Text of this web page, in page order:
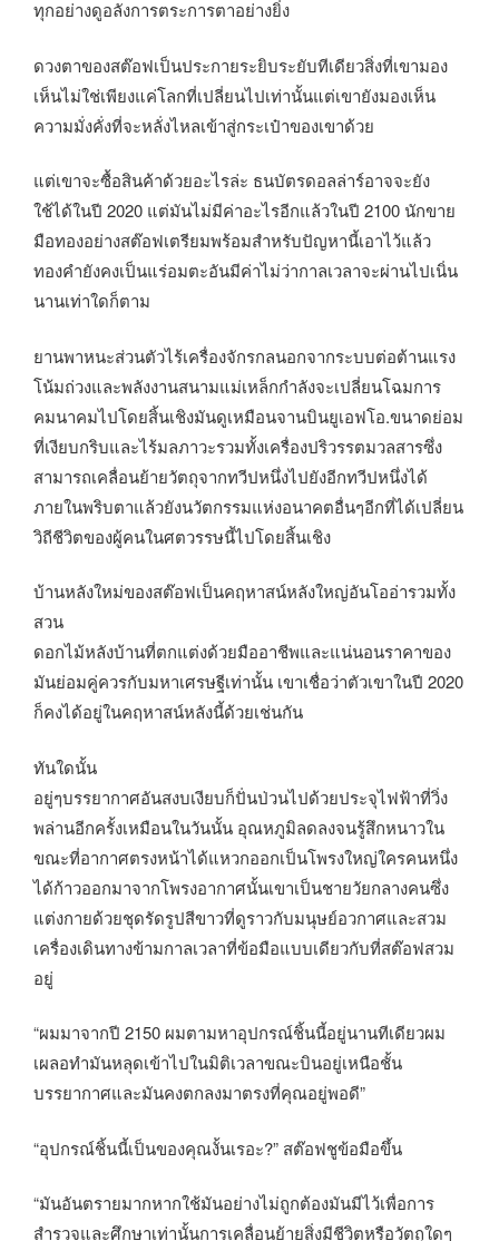
ทุกอย่างดูอลังการตระการตาอย่างยิ่ง
ดวงตาของสต๊อฟเป็นประกายระยิบระยับทีเดียวสิ่งที่เขามอง
เห็นไม่ใช่เพียงแค่โลกที่เปลี่ยนไปเท่านั้นแต่เขายังมองเห็น
ความมั่งคั่งที่จะหลั่งไหลเข้าสู่กระเป๋าของเขาด้วย
แต่เขาจะซื้อสินค้าด้วยอะไรล่ะ ธนบัตรดอลล่าร์อาจจะยัง
ใช้ได้ในปี 2020 แต่มันไม่มีค่าอะไรอีกแล้วในปี 2100 นักขาย
มือทองอย่างสต๊อฟเตรียมพร้อมสำหรับปัญหานี้เอาไว้แล้ว
ทองคำยังคงเป็นแร่อมตะอันมีค่าไม่ว่ากาลเวลาจะผ่านไปเนิ่น
นานเท่าใดก็ตาม
ยานพาหนะส่วนตัวไร้เครื่องจักรกลนอกจากระบบต่อต้านแรง
โน้มถ่วงและพลังงานสนามแม่เหล็กกำลังจะเปลี่ยนโฉมการ
คมนาคมไปโดยสิ้นเชิงมันดูเหมือนจานบินยูเอฟโอ.ขนาดย่อม
ที่เงียบกริบและไร้มลภาวะรวมทั้งเครื่องปริวรรตมวลสารซึ่ง
สามารถเคลื่อนย้ายวัตถุจากทวีปหนึ่งไปยังอีกทวีปหนึ่งได้
ภายในพริบตาแล้วยังนวัตกรรมแห่งอนาคตอื่นๆอีกที่ได้เปลี่ยน
วิถีชีวิตของผู้คนในศตวรรษนี้ไปโดยสิ้นเชิง
บ้านหลังใหม่ของสต๊อฟเป็นคฤหาสน์หลังใหญ่อันโออ่ารวมทั้ง
สวน
ดอกไม้หลังบ้านที่ตกแต่งด้วยมืออาชีพและแน่นอนราคาของ
มันย่อมคู่ควรกับมหาเศรษฐีเท่านั้น เขาเชื่อว่าตัวเขาในปี 2020
ก็คงได้อยู่ในคฤหาสน์หลังนี้ด้วยเช่นกัน
ทันใดนั้น
อยู่ๆบรรยากาศอันสงบเงียบก็ปั่นป่วนไปด้วยประจุไฟฟ้าที่วิ่ง
พล่านอีกครั้งเหมือนในวันนั้น อุณหภูมิลดลงจนรู้สึกหนาวใน
ขณะที่อากาศตรงหน้าได้แหวกออกเป็นโพรงใหญ่ใครคนหนึ่ง
ได้ก้าวออกมาจากโพรงอากาศนั้นเขาเป็นชายวัยกลางคนซึ่ง
แต่งกายด้วยชุดรัดรูปสีขาวที่ดูราวกับมนุษย์อวกาศและสวม
เครื่องเดินทางข้ามกาลเวลาที่ข้อมือแบบเดียวกับที่สต๊อฟสวม
อยู่
“ผมมาจากปี 2150 ผมตามหาอุปกรณ์ชิ้นนี้อยู่นานทีเดียวผม
เผลอทำมันหลุดเข้าไปในมิติเวลาขณะบินอยู่เหนือชั้น
บรรยากาศและมันคงตกลงมาตรงที่คุณอยู่พอดี”
“อุปกรณ์ชิ้นนี้เป็นของคุณงั้นเรอะ?” สต๊อฟชูข้อมือขึ้น
“มันอันตรายมากหากใช้มันอย่างไม่ถูกต้องมันมีไว้เพื่อการ
สำรวจและศึกษาเท่านั้นการเคลื่อนย้ายสิ่งมีชีวิตหรือวัตถุใดๆ